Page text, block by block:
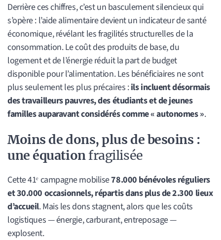
Derrière ces chiffres, c’est un basculement silencieux qui
s’opère : l’aide alimentaire devient un indicateur de santé
économique, révélant les fragilités structurelles de la
consommation. Le coût des produits de base, du
logement et de l’énergie réduit la part de budget
disponible pour l’alimentation. Les bénéficiaires ne sont
plus seulement les plus précaires :ils incluent désormais
des travailleurs pauvres, des étudiants et de jeunes
familles auparavant considérés comme « autonomes ».
Moins de dons, plus de besoins :
une équationfragilisée
Cette 41ᵉ campagne mobilise78.000 bénévoles réguliers
et 30.000 occasionnels, répartis dans plus de 2.300 lieux
d’accueil. Mais les dons stagnent, alors que les coûts
logistiques — énergie, carburant, entreposage —
explosent.